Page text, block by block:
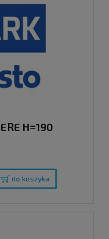
H=190
do koszyka